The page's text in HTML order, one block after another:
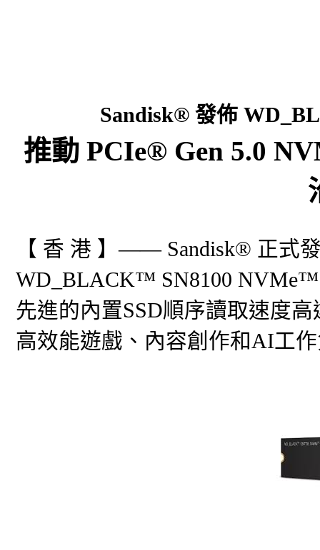
Sandisk® 發佈
推動 PCIe® Gen 5.0
【 香 港 】—— Sandisk® 正式
WD_BLACK™ SN8100 NVMe™
先進的內置SSD順序讀取速度
高效能遊戲、內容創作和AI工